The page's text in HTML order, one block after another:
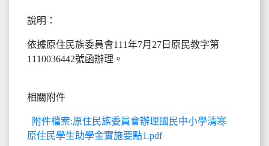
說明：
依據原住民族委員會111年7月27日原民教字第
1110036442號函辦理。
相關附件
附件檔案:原住民族委員會辦理國民中小學清寒
原住民學生助學金實施要點1.pdf